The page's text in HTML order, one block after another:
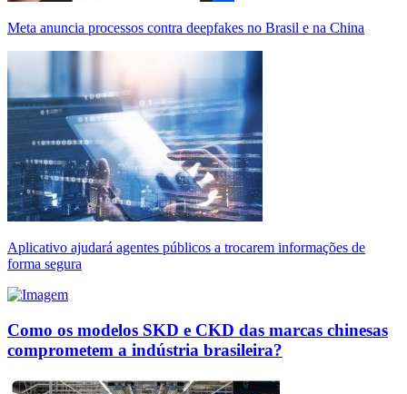
Meta anuncia processos contra deepfakes no Brasil e na China
Aplicativo ajudará agentes públicos a trocarem informações de
forma segura
Como os modelos SKD e CKD das marcas chinesas
comprometem a indústria brasileira?